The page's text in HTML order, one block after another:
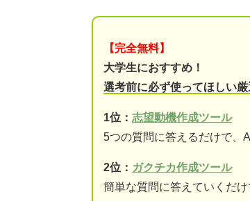
【完全無料】
大学生におすすめ！
選考前に必ず使ってほしい
1位： 志望動機作成ツール
5つの質問に答えるだけで、
2位： ガクチカ作成ツール
簡単な質問に答えていくだ